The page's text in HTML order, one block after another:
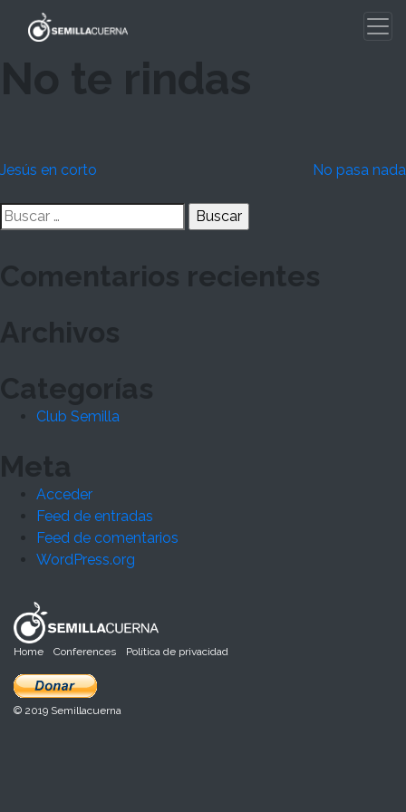
No te rindas
Navegación
de
Jesús en corto No pasa nada
Buscar:
Comentarios recientes
Archivos
Categorías
Club Semilla
Meta
Acceder
Feed de entradas
Feed de comentarios
WordPress.org
Home Conferences Política de privacidad
© 2019 Semillacuerna